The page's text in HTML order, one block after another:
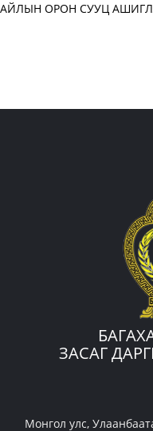
АЙЛЫН ОРОН СУУЦ
ЗАСАГ
Монгол улс,